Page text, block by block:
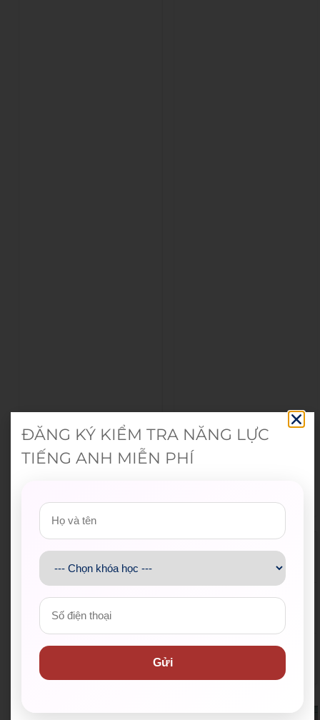
Đoàn Thanh niên Bộ Giáo d
ục và Đào tạo
Hội Sinh viên Việt Na
Trung tâm Hỗ trợ Học sinh,
sinh viên TP.HCM
Thành Đoàn TP.HCM
Thành Đoàn TP. Thủ Đức
Hội Liên hiệp Thanh
ĐĂNG KÝ KIỂM TRA NĂNG LỰC
TIẾNG ANH MIỄN PHÍ
Gửi